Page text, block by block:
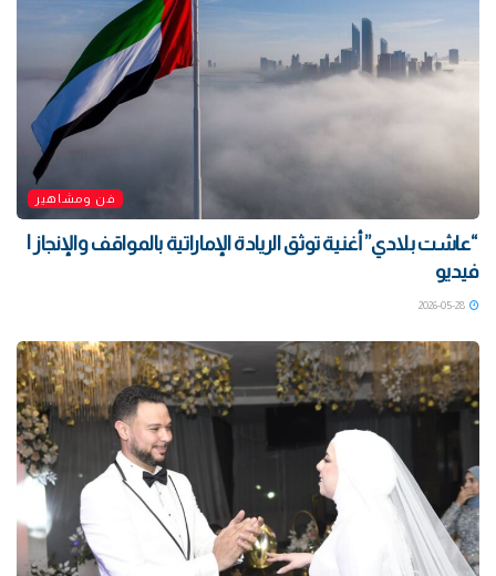
فن ومشاهير
“عاشت بلادي” أغنية توثق الريادة الإماراتية بالمواقف والإنجاز |
فيديو
2026-05-28